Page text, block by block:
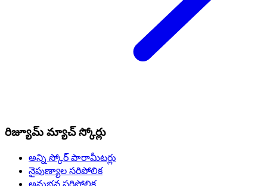
రిజ్యూమ్ మ్యాచ్ స్కోర్లు
అన్ని స్కోర్ పారామీటర్లు
నైపుణ్యాల సరిపోలిక
అనుభవ సరిపోలిక